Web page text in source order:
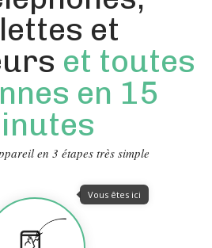
et
et toutes
en 15
en 3 étapes très simple
Vous êtes ici